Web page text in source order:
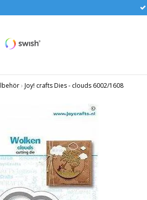
› Joy! crafts Dies - clouds 6002/1608